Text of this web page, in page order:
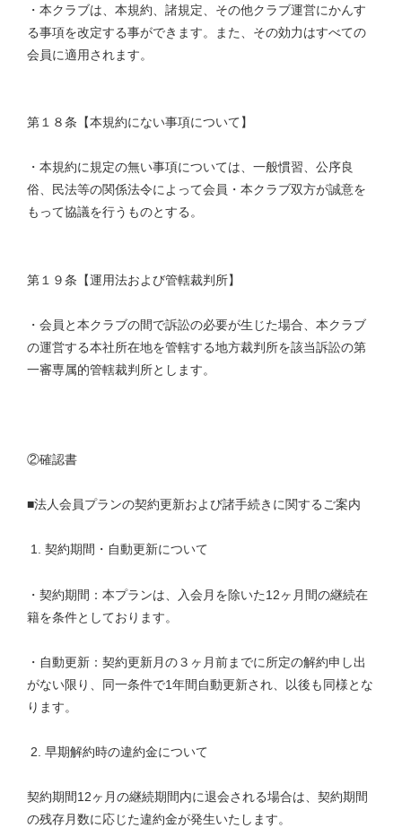
・本クラブは、本規約、諸規定、その他クラブ運営にかんす
る事項を改定する事ができます。また、その効力はすべての
会員に適用されます。
第１８条【本規約にない事項について】
・本規約に規定の無い事項については、一般慣習、公序良
俗、民法等の関係法令によって会員・本クラブ双方が誠意を
もって協議を行うものとする。
第１９条【運用法および管轄裁判所】
・会員と本クラブの間で訴訟の必要が生じた場合、本クラブ
の運営する本社所在地を管轄する地方裁判所を該当訴訟の第
一審専属的管轄裁判所とします。
②確認書
■法人会員プランの契約更新および諸手続きに関するご案内
1. 契約期間・自動更新について
・契約期間：本プランは、入会月を除いた12ヶ月間の継続在
籍を条件としております。
・自動更新：契約更新月の３ヶ月前までに所定の解約申し出
がない限り、同一条件で1年間自動更新され、以後も同様とな
ります。
2. 早期解約時の違約金について
契約期間12ヶ月の継続期間内に退会される場合は、契約期間
の残存月数に応じた違約金が発生いたします。